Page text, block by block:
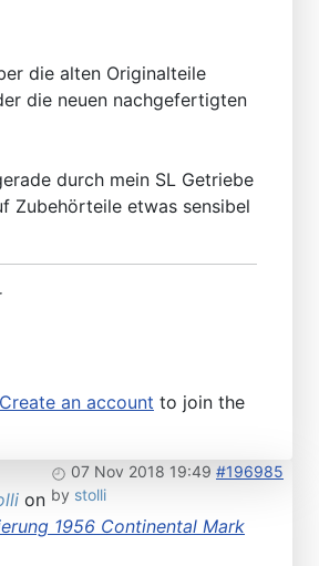
die alten Originalteile
die neuen nachgefertigten
durch mein SL Getriebe
Zubehörteile etwas sensibel
Create an account to join the
07 Nov 2018 19:49 #196985
by stolli
on
1956 Continental Mark